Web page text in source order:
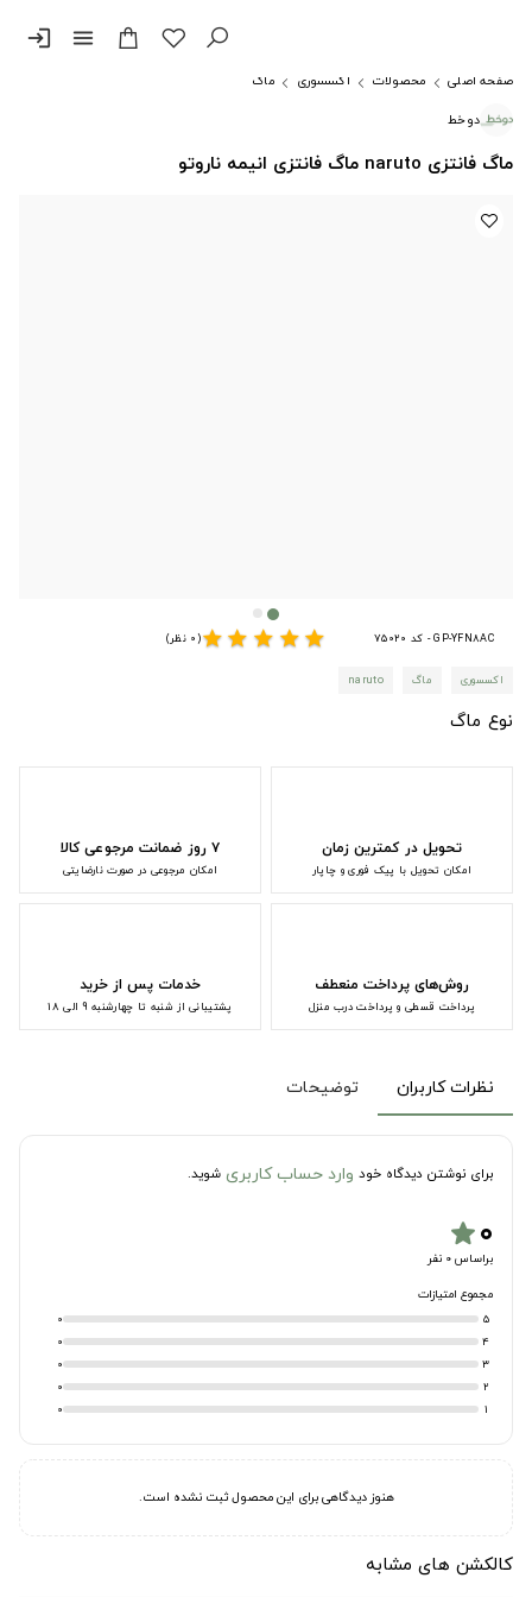
menu
login
صفحه اصلی محصولات اکسسوری
ماگ
دوخط
ماگ فانتزی naruto ماگ فانتزی انیمه ناروتو
GP-YFN8AC - کد 75020 star
star
star
star
star(0 نظر)
اکسسوری ماگ naruto
نوع ماگ
تحویل در کمترین زمان
امکان تحویل با پیک فوری و چاپار
۷ روز ضمانت مرجوعی کالا
امکان مرجوعی در صورت نارضایتی
روش‌های پرداخت منعطف
پرداخت قسطی و پرداخت درب منزل
خدمات پس از خرید
پشتیبانی از شنبه تا چهارشنبه 9 الی 18
نظرات کاربران توضیحات
برای نوشتن دیدگاه خود وارد حساب کاربری شوید.
۰star
براساس 0 نفر
مجموع امتیازات
5
0
4
0
3
0
2
0
1
0
هنوز دیدگاهی برای این محصول ثبت نشده است.
کالکشن های مشابه